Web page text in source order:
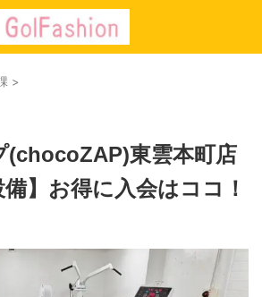
>
(chocoZAP)東雲本町店
備】お得に入会はココ！